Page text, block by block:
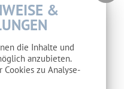
der Schule mit
„Geistige
in Kooperation mit
&
die Inhalte und
anzubieten.
zu Analyse-